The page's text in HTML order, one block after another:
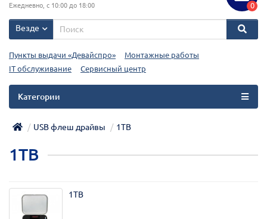
Ежедневно, с 10:00 до 18:00 0
Везде
Пункты выдачи «Девайспро»
Монтажные работы
IT обслуживание
Сервисный центр
Категории
USB флеш драйвы 1TB
1TB
1TB